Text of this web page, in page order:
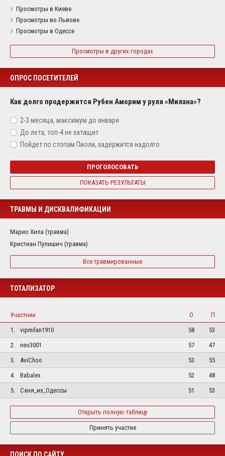
Просмотры в Киеве
Просмотры во Львове
Просмотры в Одессе
Просмотры в других городах
ОПРОС ПОСЕТИТЕЛЕЙ
Как долго продержится Рубен Аморим у руля «Милана»?
2-3 месяца, максимум до января
До лета, топ-4 не затащит
Пойдет по стопам Пиоли, задержится надолго
ПРОГОЛОСОВАТЬ
ПОКАЗАТЬ РЕЗУЛЬТАТЫ
ТРАВМЫ И ДИСКВАЛИФИКАЦИИ
Марио Хила (травма)
Кристиан Пулишич (травма)
Все травмированные
ТОТАЛИЗАТОР
Участник О
П
1.
vipmilan1910 58
53
2.
neo3001 57
47
3.
AviChoo 53
55
4.
Babalex 52
48
5.
Саня_из_Одессы 51 53
Открыть полную таблицу
Принять участие
ПОИСК ПО САЙТУ